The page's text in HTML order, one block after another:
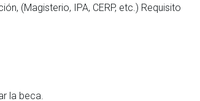
(Magisterio, IPA, CERP, etc.) Requisito
la beca.